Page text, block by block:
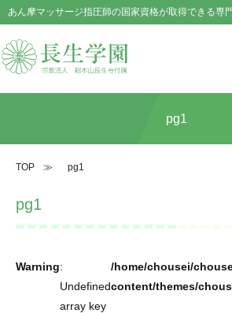
あん摩マッサージ指圧師の国家資格が取得できる専
pg1
TOP ≫ pg1
pg1
Warning:
Undefined
array key
/home/chousei/
content/themes/